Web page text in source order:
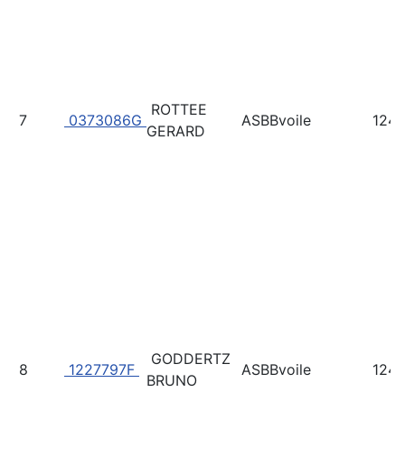
7 0373086G
ROTTEE
GERARD
ASBBvoile 124
8 1227797F
GODDERTZ
BRUNO
ASBBvoile 124